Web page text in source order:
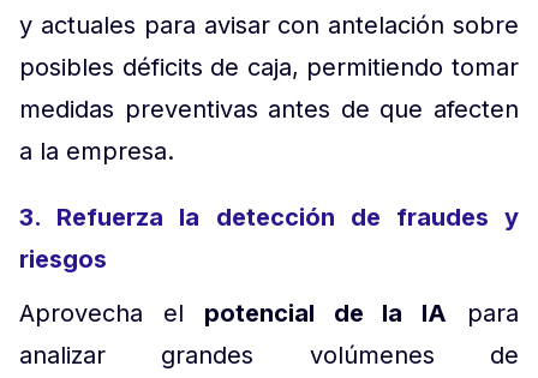
y actuales para avisar con antelación sobre
posibles déficits de caja, permitiendo tomar
medidas preventivas antes de que afecten
a la empresa.
3. Refuerza la detección de fraudes y
riesgos
Aprovecha el potencial de la IA para
analizar grandes volúmenes de